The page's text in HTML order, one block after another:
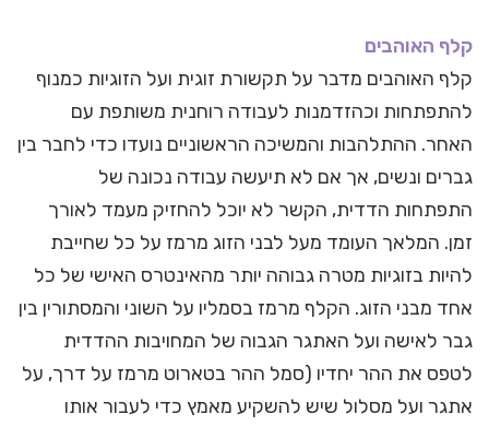
קלף האוהבים
קלף האוהבים מדבר על תקשורת זוגית ועל הזוגיות כמנוף
להתפתחות וכהזדמנות לעבודה רוחנית משותפת עם
האחר. ההתלהבות והמשיכה הראשוניים נועדו כדי לחבר בין
גברים ונשים, אך אם לא תיעשה עבודה נכונה של
התפתחות הדדית, הקשר לא יוכל להחזיק מעמד לאורך
זמן. המלאך העומד מעל לבני הזוג מרמז על כל שחייבת
להיות בזוגיות מטרה גבוהה יותר מהאינטרס האישי של כל
אחד מבני הזוג. הקלף מרמז בסמליו על השוני והמסתורין בין
גבר לאישה ועל האתגר הגבוה של המחויבות ההדדית
לטפס את ההר יחדיו (סמל ההר בטארוט מרמז על דרך, על
אתגר ועל מסלול שיש להשקיע מאמץ כדי לעבור אותו